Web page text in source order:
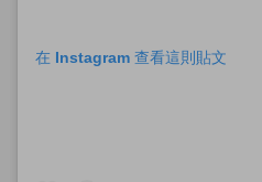
在 Instagram 查看這則貼文